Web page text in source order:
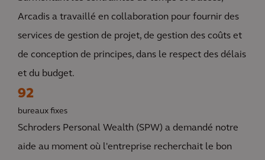
Arcadis a travaillé en collaboration pour fournir des
services de gestion de projet, de gestion des coûts et
de conception de principes, dans le respect des délais
et du budget.
92
bureaux fixes
Schroders Personal Wealth (SPW) a demandé notre
aide au moment où l'entreprise recherchait le bon